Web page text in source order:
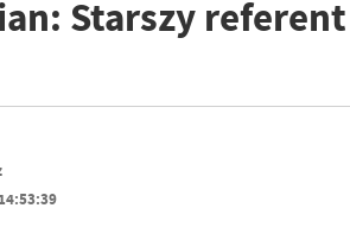
Starszy